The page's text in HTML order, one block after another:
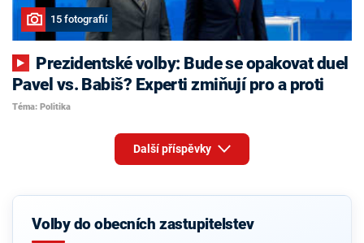
15 fotografií
Pavel vs. Babiš? Experti zmiňují pro a proti
Téma: Politika
Další příspěvky
Volby do obecních zastupitelstev